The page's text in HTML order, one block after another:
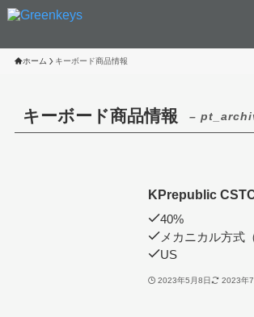
ホーム キーボード商品情報
キーボード商品情報 –
KPrepublic
40%
メカニカル方式
US
2023年5月8日 2023年